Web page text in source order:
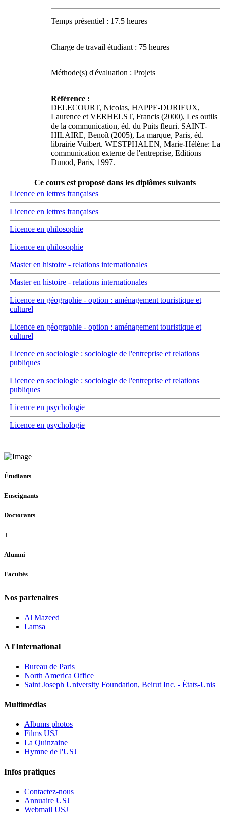
Temps présentiel : 17.5 heures
Charge de travail étudiant : 75 heures
Méthode(s) d'évaluation : Projets
Référence :
DELECOURT, Nicolas, HAPPE-DURIEUX,
Laurence et VERHELST, Francis (2000), Les outils
de la communication, éd. du Puits fleuri. SAINT-
HILAIRE, Benoît (2005), La marque, Paris, éd.
librairie Vuibert. WESTPHALEN, Marie-Hélène: La
communication externe de l'entreprise, Editions
Dunod, Paris, 1997.
Ce cours est proposé dans les diplômes suivants
Licence en lettres françaises
Licence en lettres françaises
Licence en philosophie
Licence en philosophie
Master en histoire - relations internationales
Master en histoire - relations internationales
Licence en géographie - option : aménagement touristique et
culturel
Licence en géographie - option : aménagement touristique et
culturel
Licence en sociologie : sociologie de l'entreprise et relations
publiques
Licence en sociologie : sociologie de l'entreprise et relations
publiques
Licence en psychologie
Licence en psychologie
Étudiants
Enseignants
Doctorants
+
Alumni
Facultés
Nos partenaires
Al Mazeed
Lamsa
A l'International
Bureau de Paris
North America Office
Saint Joseph University Foundation, Beirut Inc. - États-Unis
Multimédias
Albums photos
Films USJ
La Quinzaine
Hymne de l'USJ
Infos pratiques
Contactez-nous
Annuaire USJ
Webmail USJ